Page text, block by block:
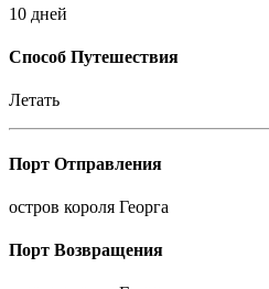
10 дней
Способ Путешествия
Летать
Порт Отправления
остров короля Георга
Порт Возвращения